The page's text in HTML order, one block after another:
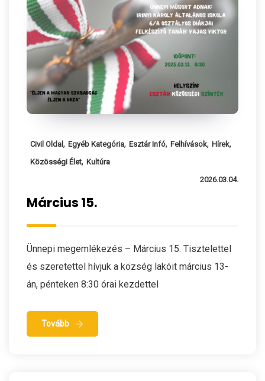
Civil Oldal, Egyéb Kategória, Esztár Infó, Felhívások, Hírek,
Közösségi Élet, Kultúra
2026.03.04.
Március 15.
Ünnepi megemlékezés – Március 15. Tisztelettel
és szeretettel hívjuk a község lakóit március 13-
án, pénteken 8:30 órai kezdettel
Tovább